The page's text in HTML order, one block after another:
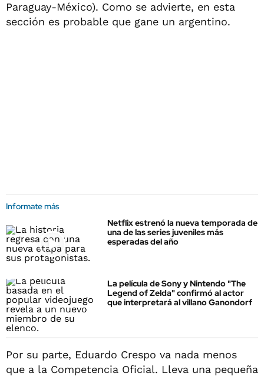
Paraguay-México). Como se advierte, en esta
sección es probable que gane un argentino.
Informate más
Netflix estrenó la nueva temporada de
una de las series juveniles más
esperadas del año
La película de Sony y Nintendo "The
Legend of Zelda" confirmó al actor
que interpretará al villano Ganondorf
Por su parte, Eduardo Crespo va nada menos
que a la Competencia Oficial. Lleva una pequeña